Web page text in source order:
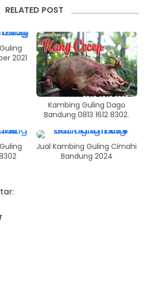
RELATED POST
2021
Kambing Guling Dago
Bandung 0813 1612 8302.
Jual Kambing Guling Cimahi
Bandung 2024